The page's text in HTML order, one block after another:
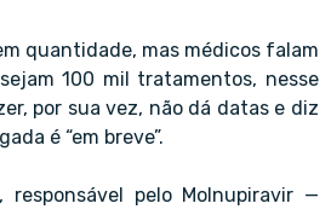
quantidade, mas médicos falam
100 mil tratamentos, nesse
por sua vez, não dá datas e diz
é “em breve”.
responsável pelo Molnupiravir —